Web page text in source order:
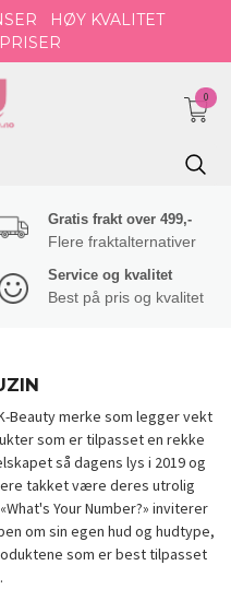
HØY KVALITET
0
Gratis frakt over 499,-
Flere fraktalternativer
Service og kvalitet
Best på pris og kvalitet
Beauty merke som legger vekt
som er tilpasset en rekke
så dagens lys i 2019 og
takket være deres utrolig
Your Number?» inviterer
om sin egen hud og hudtype,
som er best tilpasset